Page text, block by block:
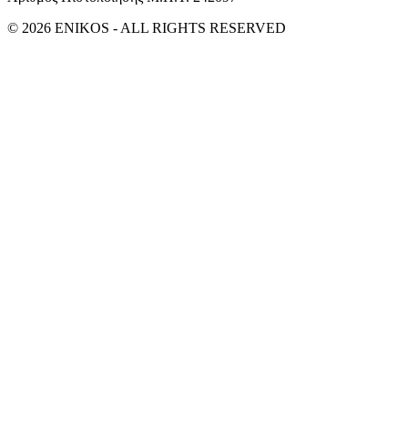
© 2026 ENIKOS - ALL RIGHTS RESERVED